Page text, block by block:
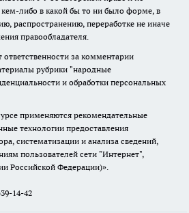
либо в какой бы то ни было форме, в
распространению, переработке не иначе
правообладателя.
ответственности за комментарии
рубрики "народные
и обработки персональных
применяются рекомендательные
технологии предоставления
систематизации и анализа сведений,
пользователей сети "Интернет",
Российской Федерации)».
14-42